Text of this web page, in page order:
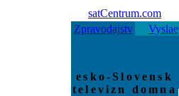
satCentrum.com
Zpravodajstv
Vyslae
esko-Slovensk
televizn domna